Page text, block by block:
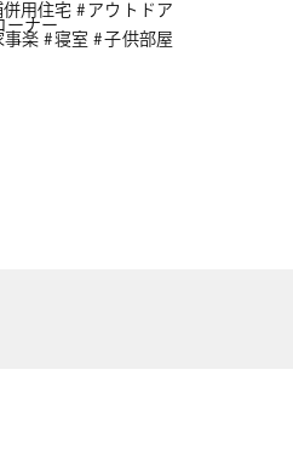
併用住宅
アウトドア
ーナー
事楽 寝室
子供部屋